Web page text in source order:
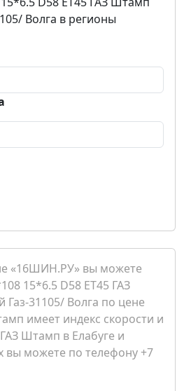
Волга в регионы
«16ШИН.РУ» вы можете
15*6.5 D58 ET45 ГАЗ
31105/ Волга по цене
имеет индекс скорости и
Штамп в Елабуге и
вы можете по телефону +7